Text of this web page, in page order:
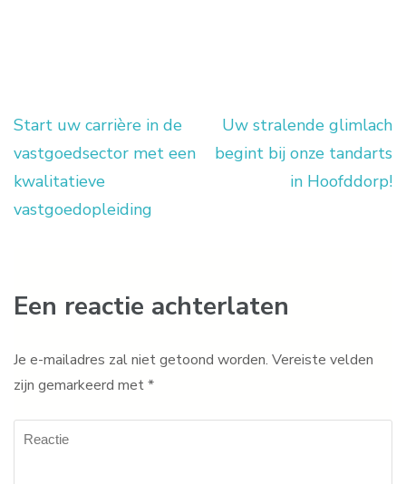
Berichtnavigatie
Start uw carrière in de
vastgoedsector met een
kwalitatieve
vastgoedopleiding
Uw stralende glimlach
begint bij onze tandarts
in Hoofddorp!
Een reactie achterlaten
Je e-mailadres zal niet getoond worden. Vereiste velden
zijn gemarkeerd met*
Reactie